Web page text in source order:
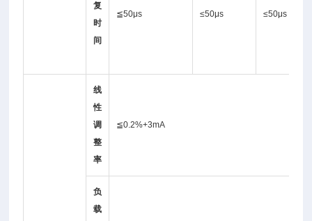
复
时
间
≦50μs ≤50μs ≤50μs
线
性
调
整
率
≦0.2%+3mA
负
载